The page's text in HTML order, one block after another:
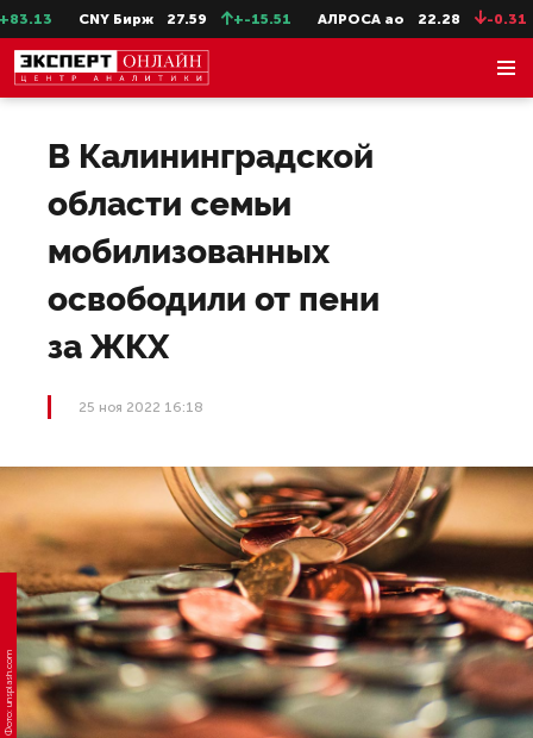
CNY Бирж 27.59 +-15.51 АЛРОСА ао 22.28 -0.31
В Калининградской
области семьи
мобилизованных
освободили от пени
за ЖКХ
25 ноя 2022 16:18
Фото: unsplash.com